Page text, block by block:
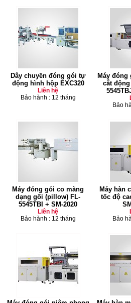
Dây chuyền đóng gói tự
động hình hộp EXC320
Liên hệ
Bảo hành : 12 tháng
Máy đóng
cắt
Bảo
Máy đóng gói co màng
dạng gối (pillow) FL-
5545TBI + SM-2020
Liên hệ
Bảo hành : 12 tháng
Máy hàn
tốc độ
Bảo